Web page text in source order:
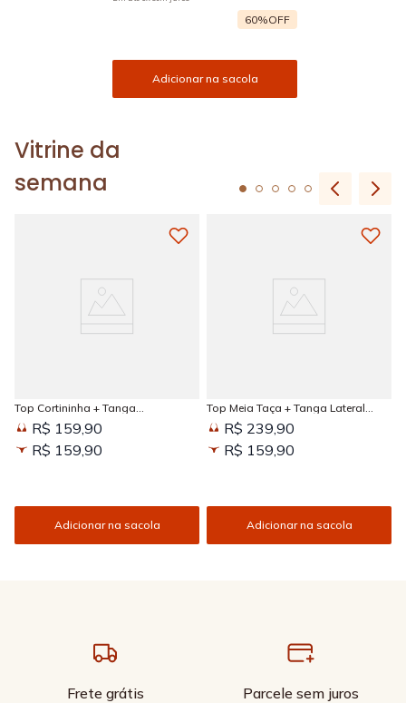
60%OFF
Adicionar na sacola
Vitrine da
semana
Top Cortininha + Tanga
Amarradinha Estampada Sun
KissedR$ 159,90
R$ 159,90
Adicionar na sacola
Top Meia Taça + Tanga Lateral
Larga Estampada Sun Kissed
R$ 239,90
R$ 159,90
Adicionar na sacola
Frete grátis
Parcele sem juros